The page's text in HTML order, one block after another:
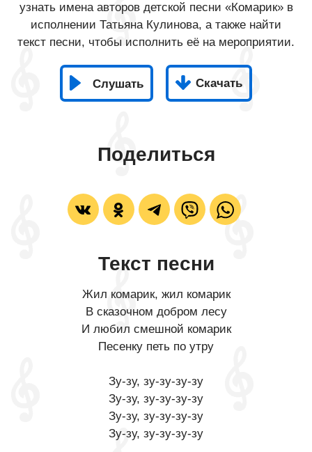
узнать имена авторов детской песни «Комарик» в
исполнении Татьяна Кулинова, а также найти
текст песни, чтобы исполнить её на мероприятии.
Слушать Скачать
Поделиться
Текст песни
Жил комарик, жил комарик
В сказочном добром лесу
И любил смешной комарик
Песенку петь по утру
Зу-зу, зу-зу-зу-зу
Зу-зу, зу-зу-зу-зу
Зу-зу, зу-зу-зу-зу
Зу-зу, зу-зу-зу-зу